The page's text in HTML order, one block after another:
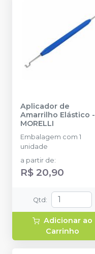
Aplicador de
Amarrilho Elástico -
MORELLI
Embalagem com 1
unidade
a partir de:
R$ 20,90
Qtd:
Adicionar ao
Carrinho